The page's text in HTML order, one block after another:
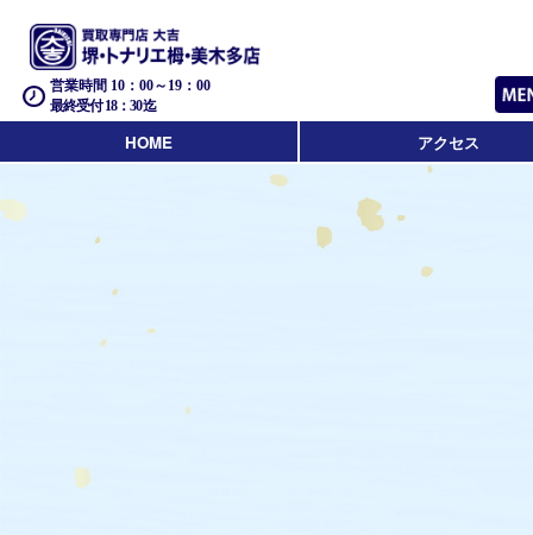
営業時間 10：00～19：00
最終受付 18：30迄
HOME アクセス